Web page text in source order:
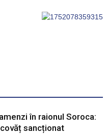
în raionul Soroca:
sancționat